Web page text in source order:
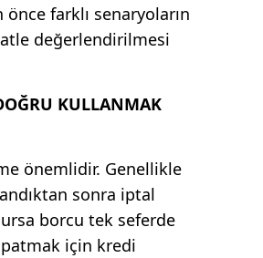
farklı senaryoların
değerlendirilmesi
KULLANMAK
önemlidir. Genellikle
sonra iptal
borcu tek seferde
için kredi